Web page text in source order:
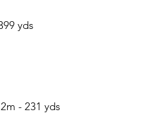
yds
- 231 yds